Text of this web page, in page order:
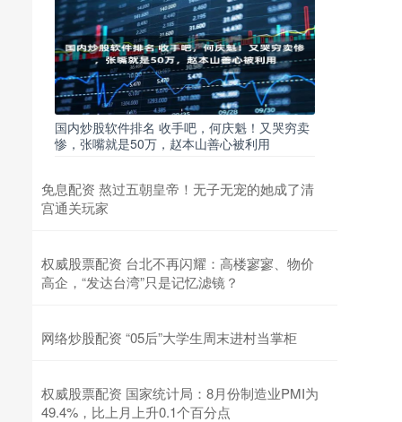
国内炒股软件排名 收手吧，何庆魁！又哭穷卖
惨，张嘴就是50万，赵本山善心被利用
免息配资 熬过五朝皇帝！无子无宠的她成了清
宫通关玩家
权威股票配资 台北不再闪耀：高楼寥寥、物价
高企，“发达台湾”只是记忆滤镜？
网络炒股配资 “05后”大学生周末进村当掌柜
权威股票配资 国家统计局：8月份制造业PMI为
49.4%，比上月上升0.1个百分点